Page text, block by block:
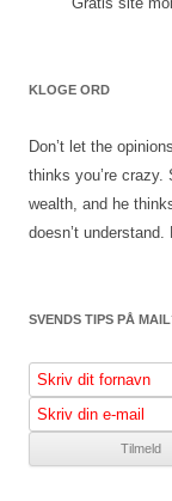
KLOGE ORD
Don’t let the
thinks you’re crazy.
wealth, and he
doesn’t understand.
SVENDS TIPS PÅ